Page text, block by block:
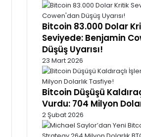
Bitcoin 83.000 Dolar
Seviyede: Benjamin
Düşüş Uyarısı!
23 Mart 2026
Bitcoin Düşüşü
Vurdu: 704 Milyon
2 Şubat 2026